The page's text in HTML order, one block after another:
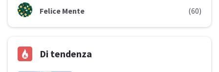
Felice Mente
(60)
Di tendenza